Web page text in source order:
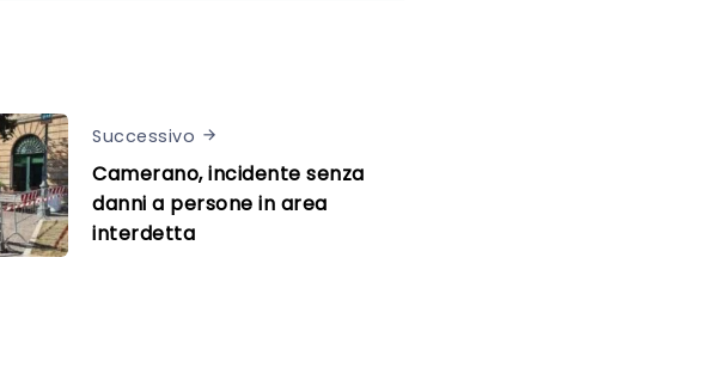
Successivo
Camerano, incidente senza
danni a persone in area
interdetta